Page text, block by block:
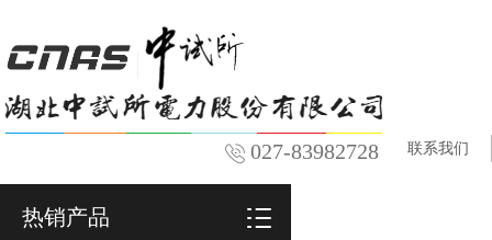
027-83982728 联系我们
热销产品